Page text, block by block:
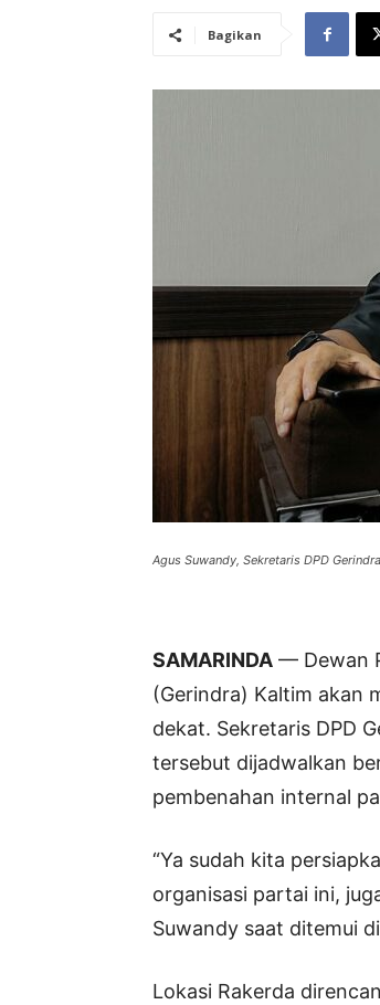
Bagikan
Agus Suwandy, Sekretaris DPD
SAMARINDA — Dewan
(Gerindra) Kaltim akan
dekat. Sekretaris DPD
tersebut dijadwalkan
pembenahan internal
“Ya sudah kita
organisasi partai ini,
Suwandy saat ditemui
Lokasi Rakerda